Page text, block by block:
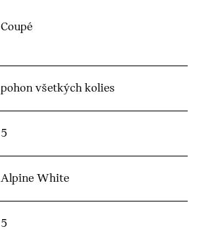
Coupé
pohon všetkých kolies
5
Alpine White
5